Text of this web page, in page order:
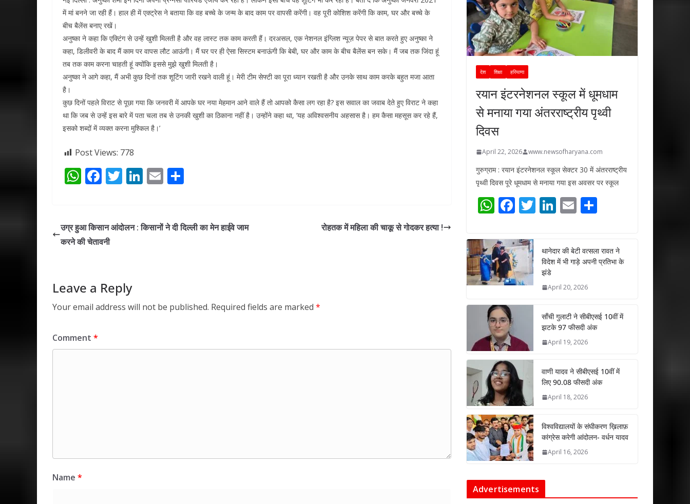
में मां बनने जा रही हैं। हाल ही में एक्ट्रेस ने बताया कि वह बच्चे के जन्म के बाद काम पर वापसी करेंगी। वह पूरी कोशिश करेंगी कि काम, घर और बच्चे के
बीच बैलेंस बनाए रखें।
अनुष्का ने कहा कि एक्टिंग से उन्हें खुशी मिलती है और वह लास्ट तक काम करती हैं। दरअसल, एक नेशनल इंग्लिश न्यूज़ पेपर से बात करते हुए अनुष्का ने
कहा, डिलीवरी के बाद मैं काम पर वापस लौट आऊंगी। मैं घर पर ही ऐसा सिस्टम बनाऊंगी कि बेबी, घर और काम के बीच बैलेंस बन सके। मैं जब तक जिंदा हूं
तब तक काम करना चाहती हूं क्योंकि इससे मुझे खुशी मिलती है।
अनुष्का ने आगे कहा, मैं अभी कुछ दिनों तक शूटिंग जारी रखने वाली हूं। मेरी टीम सेफ्टी का पूरा ध्यान रखती है और उनके साथ काम करके बहुत मजा आता
है।
कुछ दिनों पहले विराट से पूछा गया कि जनवरी में आपके घर नया मेहमान आने वाले हैं तो आपको कैसा लग रहा है? इस सवाल का जवाब देते हुए विराट ने कहा
था कि जब से उन्हें इस बारे में पता चला तब से उनकी खुशी का ठिकाना नहीं है। उन्होंने कहा था, ‘यह अविश्वसनीय अहसास है। हम कैसा महसूस कर रहे हैं,
इसको शब्दों में व्यक्त करना मुश्किल है।’
Post Views: 778
W
s
A
F
b
o
T
er
Li
e
E
l e
उग्र हुआ किसान आंदोलन : किसानों ने दी दिल्ली का मेन हाईवे जाम
करने की चेतावनी
रोहतक में महिला की चाकू से गोदकर हत्या !
Leave a Reply
Your email address will not be published. Required fields are marked *
Comment *
Name *
देश शिक्षा हरियाणा
रयान इंटरनेशनल स्कूल में धूमधाम
से मनाया गया अंतरराष्ट्रीय पृथ्वी
दिवस
April 22, 2026 www.newsofharyana.com
गुरुग्राम : रयान इंटरनेशनल स्कूल सेक्टर 30 में अंतरराष्ट्रीय
पृथ्वी दिवस पूरे धूमधाम से मनाया गया इस अवसर पर स्कूल
W
at
s
A
p
p
F
e
b
o
o
k
T
er
Li
e
dI
n
E
l e
थानेदार की बेटी वत्सला रावत ने
विदेश में भी गाड़े अपनी प्रतिभा के
झंडे
April 20, 2026
साँची गुलाटी ने सीबीएसई 10वीं में
झटके 97 फीसदी अंक
April 19, 2026
वाणी यादव ने सीबीएसई 10वीं में
लिए 90.08 फीसदी अंक
April 18, 2026
विश्वविद्यालयों के संघीकरण ख़िलाफ़
कांग्रेस करेगी आंदोलन- वर्धन यादव
April 16, 2026
Advertisements